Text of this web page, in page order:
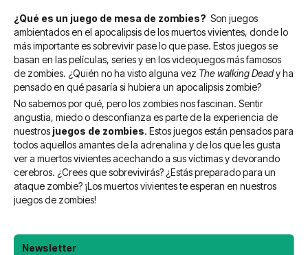
¿Qué es un juego de mesa de zombies? Son juegos
ambientados en el apocalipsis de los muertos vivientes, donde lo
más importante es sobrevivir pase lo que pase. Estos juegos se
basan en las películas, series y en los videojuegos más famosos
de zombies. ¿Quién no ha visto alguna vez The walking Deady ha
pensado en qué pasaría si hubiera un apocalipsis zombie?
No sabemos por qué, pero los zombies nos fascinan. Sentir
angustia, miedo o desconfianza es parte de la experiencia de
nuestros juegos de zombies. Estos juegos están pensados para
todos aquellos amantes de la adrenalina y de los que les gusta
ver a muertos vivientes acechando a sus víctimas y devorando
cerebros. ¿Crees que sobrevivirás? ¿Estás preparado para un
ataque zombie? ¡Los muertos vivientes te esperan en nuestros
juegos de zombies!
Newsletter